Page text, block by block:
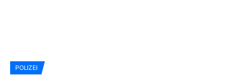
POLIZEI